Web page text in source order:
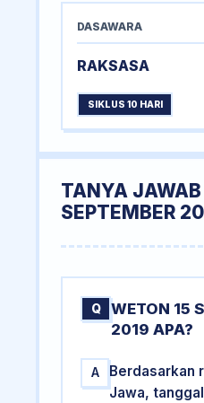
DASAWARA
RAKSASA
SIKLUS 10 HARI
TANYA JAWAB
SEPTEMBER
Q
WETON 15
2019 APA?
A
Berdasarkan
Jawa,